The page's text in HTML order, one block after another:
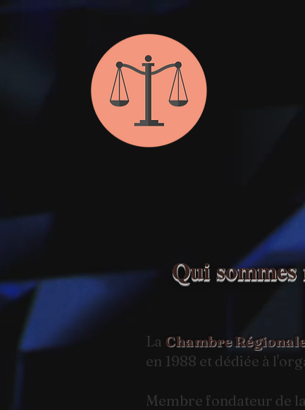
Le
Qui sommes
La Chambre
en 1988 et dédiée à
Membre fondateur de